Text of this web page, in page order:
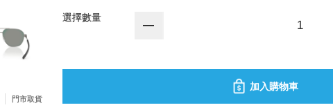
門市取貨
選擇數量
加入購物車